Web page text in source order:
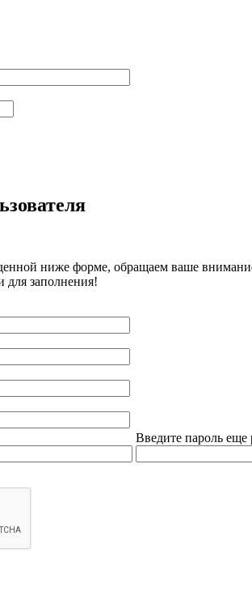
ниже форме, обращаем ваше
для заполнения!
Введите пароль еще